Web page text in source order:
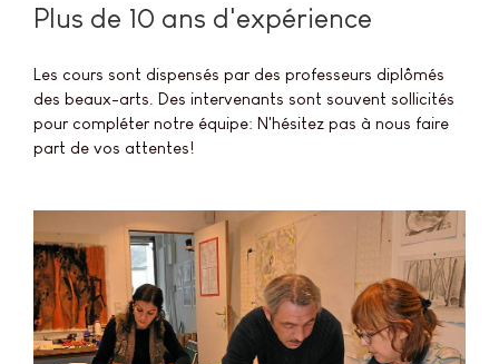
Plus de 10 ans d'expérience
Les cours sont dispensés par des professeurs diplômés
des beaux-arts. Des intervenants sont souvent sollicités
pour compléter notre équipe: N'hésitez pas à nous faire
part de vos attentes!